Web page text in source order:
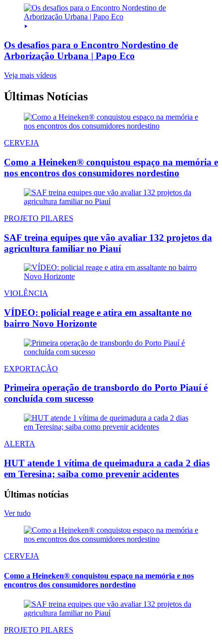
Os desafios para o Encontro Nordestino de
Arborização Urbana | Papo Eco
Veja mais vídeos
Últimas Notícias
CERVEJA
Como a Heineken® conquistou espaço na memória e
nos encontros dos consumidores nordestino
PROJETO PILARES
SAF treina equipes que vão avaliar 132 projetos da
agricultura familiar no Piauí
VIOLÊNCIA
VÍDEO: policial reage e atira em assaltante no
bairro Novo Horizonte
EXPORTAÇÃO
Primeira operação de transbordo do Porto Piauí é
concluída com sucesso
ALERTA
HUT atende 1 vítima de queimadura a cada 2 dias
em Teresina; saiba como prevenir acidentes
Últimas notícias
Ver tudo
CERVEJA
Como a Heineken® conquistou espaço na memória e nos
encontros dos consumidores nordestino
PROJETO PILARES